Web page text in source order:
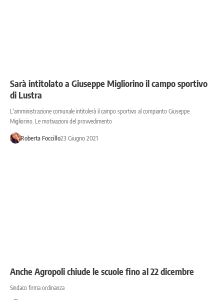
Sarà intitolato a Giuseppe Migliorino il campo sportivo
di Lustra
L'amministrazione comunale intitolerà il campo sportivo al compianto Giuseppe
Migliorino. Le motivazioni del provvedimento
Roberta Foccillo23 Giugno 2021
Anche Agropoli chiude le scuole fino al 22 dicembre
Sindaco firma ordinanza